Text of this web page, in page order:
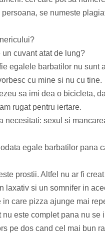
se numeste
cuvant atat de lung?
egalele barbatilor nu sunt
cu mine si nu cu tine.
sa imi dea o bicicleta,
rugat pentru iertare.
necesitati: sexul si
egale barbatilor pana
prostii. Altfel nu ar fi
laxativ si un somnifer in
in care pizza ajunge mai
este complet pana nu se
pe dos cand cel mai bun